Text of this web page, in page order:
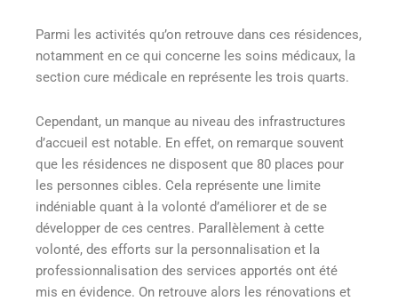
Parmi les activités qu’on retrouve dans ces résidences,
notamment en ce qui concerne les soins médicaux, la
section cure médicale en représente les trois quarts.
Cependant, un manque au niveau des infrastructures
d’accueil est notable. En effet, on remarque souvent
que les résidences ne disposent que 80 places pour
les personnes cibles. Cela représente une limite
indéniable quant à la volonté d’améliorer et de se
développer de ces centres. Parallèlement à cette
volonté, des efforts sur la personnalisation et la
professionnalisation des services apportés ont été
mis en évidence. On retrouve alors les rénovations et